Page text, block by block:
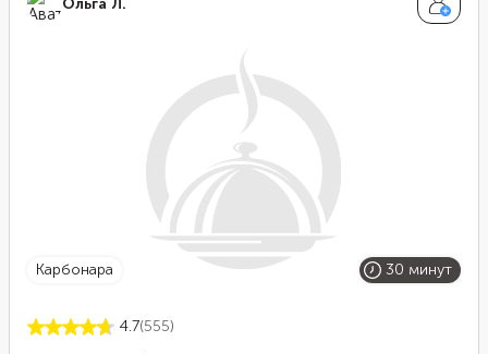
актуальна в осенний период сбора урожая. Кроме
фрукты. Самое главное в приготовлении шарлотки —
это хорошо взбить бисквитное тесто.
Ольга Л.
карбонара 30 минут
4.7(555)